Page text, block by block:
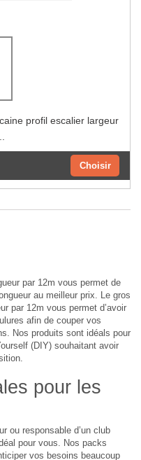
profil escalier largeur
Choisir
par 12m vous permet de
au meilleur prix. Le gros
par 12m vous permet d’avoir
afin de couper vos
Nos produits sont idéals pour
(DIY) souhaitant avoir
pour les
ou responsable d’un club
pour vous. Nos packs
vos besoins beaucoup